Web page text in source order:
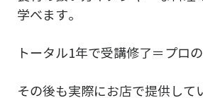
学べます。
トータル1年で受講修了＝プロの
その後も実際にお店で提供し